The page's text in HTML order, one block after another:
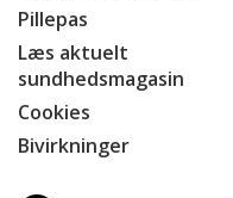
Pillepas
Læs aktuelt
sundhedsmagasin
Cookies
Bivirkninger